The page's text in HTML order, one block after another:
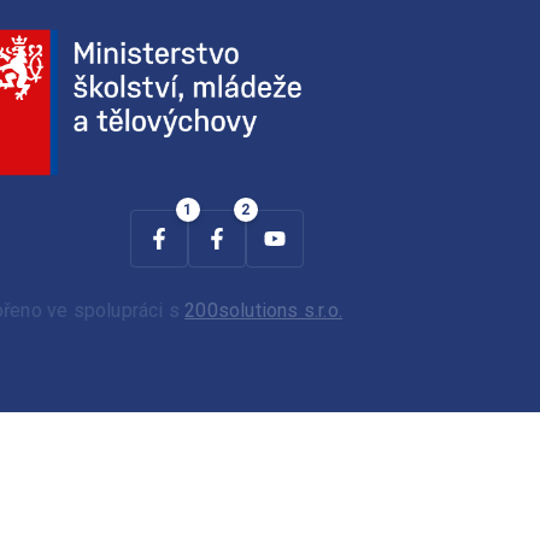
ve spolupráci s 200solutions s.r.o.